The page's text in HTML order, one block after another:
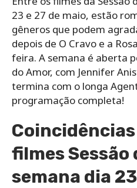
23 e 27 de maio, estão
gêneros que podem
depois de O Cravo e a
feira. A semana é aberta
do Amor, com Jennifer
termina com o longa
programação completa!
Coincidências
filmes Sessão
semana dia 23